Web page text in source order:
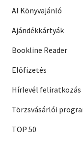
AI Könyvajánló
Ajándékkártyák
Bookline Reader
Előfizetés
Hírlevél feliratkozás
Törzsvásárlói
TOP 50